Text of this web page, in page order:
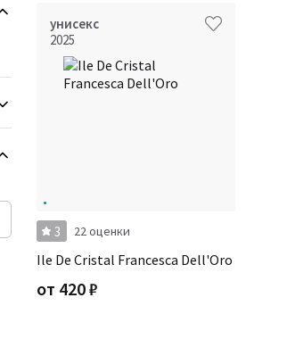
унисекс
2025
3 22 оценки
Ile De Cristal Francesca Dell'Oro
от 420₽